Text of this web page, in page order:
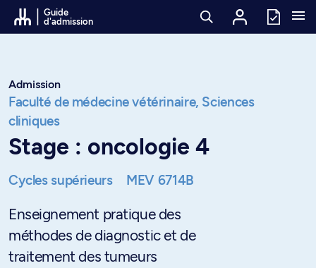
Passer au contenu
Guide
d'admission
Admission
Faculté de médecine vétérinaire, Sciences
cliniques
Stage : oncologie 4
Cycles supérieurs MEV 6714B
Enseignement pratique des
méthodes de diagnostic et de
traitement des tumeurs